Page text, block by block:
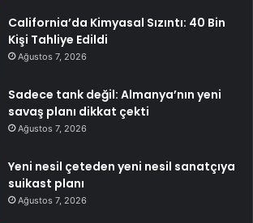
California’da Kimyasal Sızıntı: 40 Bin
Kişi Tahliye Edildi
Ağustos 7, 2026
Sadece tank değil: Almanya’nın yeni
savaş planı dikkat çekti
Ağustos 7, 2026
Yeni nesil çeteden yeni nesil sanatçıya
suikast planı
Ağustos 7, 2026